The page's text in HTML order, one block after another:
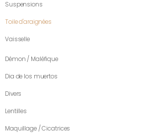
Suspensions
Toile d'araignées
Vaisselle
Démon / Maléfique
Dia de los muertos
Divers
Lentilles
Maquillage / Cicatrices